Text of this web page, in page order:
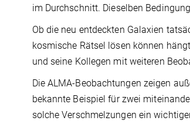
im Durchschnitt. Dieselben
Ob die neu entdeckten Galaxien
kosmische Rätsel lösen können
und seine Kollegen mit weiteren
Die ALMA-Beobachtungen zeigen
bekannte Beispiel für zwei
solche Verschmelzungen ein